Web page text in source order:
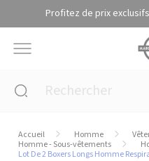
Profitez de prix
Accueil Homme
Homme - Sous-vêtements
Lot De 2 Boxers Longs Homme
Panneau de gestion des cookies